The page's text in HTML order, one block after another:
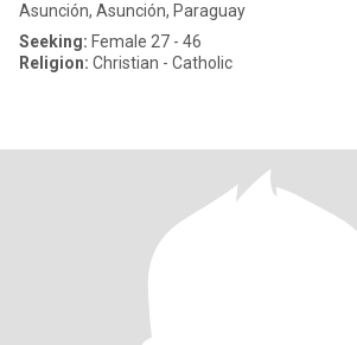
Asunción, Asunción, Paraguay
Seeking: Female 27 - 46
Religion: Christian - Catholic